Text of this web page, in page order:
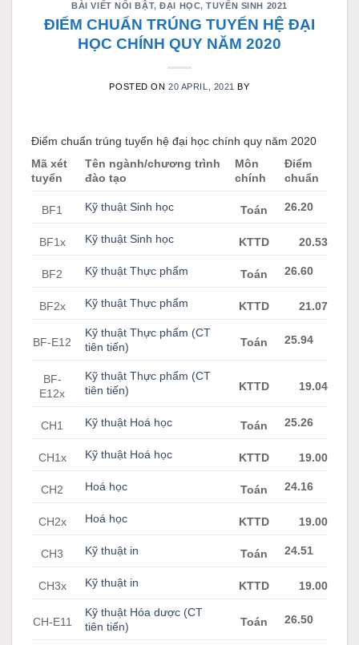
BÀI VIẾT NỔI BẬT,ĐẠI HỌC,TUYỂN SINH 2021
ĐIỂM CHUẨN TRÚNG TUYỂN HỆ ĐẠI
HỌC CHÍNH QUY NĂM 2020
POSTED ON20 APRIL, 2021 BY
Điểm chuẩn trúng tuyển hệ đại học chính quy năm 2020
Mã xét
tuyển
Tên ngành/chương trình
đào tạo
Môn
chính
Điểm
chuẩn
BF1 Kỹ thuật Sinh học Toán 26.20
BF1x Kỹ thuật Sinh học KTTD 20.53
BF2 Kỹ thuật Thực phẩm Toán 26.60
BF2x Kỹ thuật Thực phẩm KTTD 21.07
BF-E12
Kỹ thuật Thực phẩm (CT
tiên tiến)
Toán 25.94
BF-
E12x
Kỹ thuật Thực phẩm (CT
tiên tiến)
KTTD 19.04
CH1 Kỹ thuật Hoá học Toán 25.26
CH1x Kỹ thuật Hoá học KTTD 19.00
CH2 Hoá học Toán 24.16
CH2x Hoá học KTTD 19.00
CH3 Kỹ thuật in Toán 24.51
CH3x Kỹ thuật in KTTD 19.00
CH-E11
Kỹ thuật Hóa dược (CT
tiên tiến)
Toán 26.50